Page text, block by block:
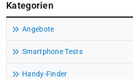
Kategorien
Angebote
Smartphone Tests
Handy-Finder